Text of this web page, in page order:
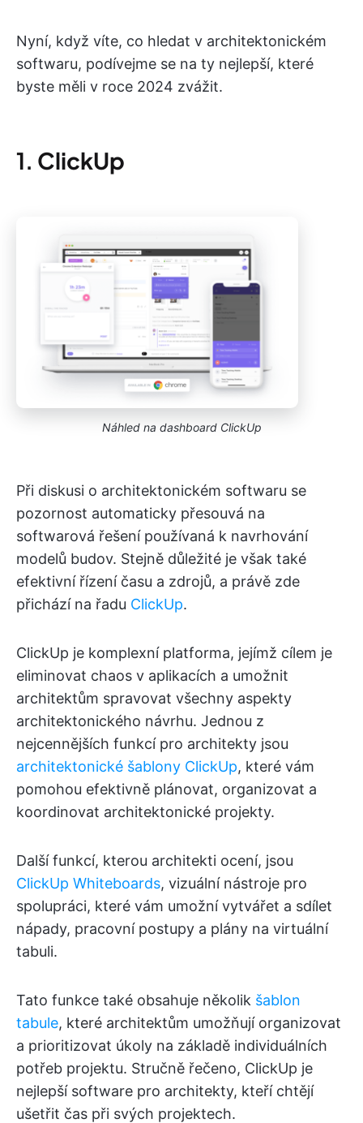
Nyní, když víte, co hledat v architektonickém
softwaru, podívejme se na ty nejlepší, které
byste měli v roce 2024 zvážit.
1. ClickUp
Náhled na dashboard ClickUp
Při diskusi o architektonickém softwaru se
pozornost automaticky přesouvá na
softwarová řešení používaná k navrhování
modelů budov. Stejně důležité je však také
efektivní řízení času a zdrojů, a právě zde
přichází na řadu ClickUp.
ClickUp je komplexní platforma, jejímž cílem je
eliminovat chaos v aplikacích a umožnit
architektům spravovat všechny aspekty
architektonického návrhu. Jednou z
nejcennějších funkcí pro architekty jsou
architektonické šablony ClickUp, které vám
pomohou efektivně plánovat, organizovat a
koordinovat architektonické projekty.
Další funkcí, kterou architekti ocení, jsou
ClickUp Whiteboards, vizuální nástroje pro
spolupráci, které vám umožní vytvářet a sdílet
nápady, pracovní postupy a plány na virtuální
tabuli.
Tato funkce také obsahuje několik šablon
tabule, které architektům umožňují organizovat
a prioritizovat úkoly na základě individuálních
potřeb projektu. Stručně řečeno, ClickUp je
nejlepší software pro architekty, kteří chtějí
ušetřit čas při svých projektech.